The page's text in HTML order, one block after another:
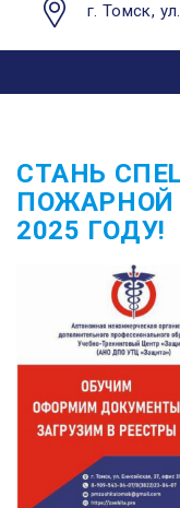
г. Томск,
СТАНЬ
ПОЖАРНОЙ
2025 ГОДУ!